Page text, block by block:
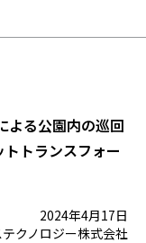
よる公園内の巡回
トランスフォー
2024年4月17日
クノロジー株式会社